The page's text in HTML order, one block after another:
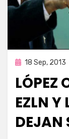
Publicada
18 Sep, 2013
LÓPEZ
EZLN Y
DEJAN